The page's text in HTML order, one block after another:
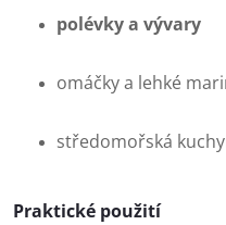
polévky a vývary
omáčky a lehké
středomořská
Praktické použití